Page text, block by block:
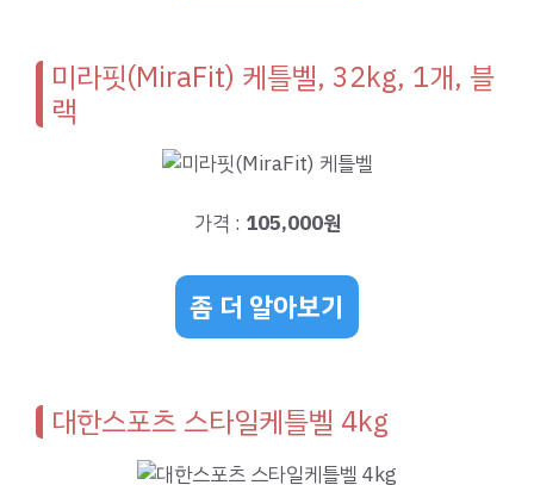
미라핏(MiraFit) 케틀벨, 32kg, 1개, 블
랙
가격 : 105,000원
좀 더 알아보기
대한스포츠 스타일케틀벨 4kg